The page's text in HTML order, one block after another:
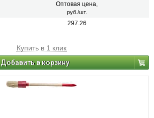
Оптовая цена,
руб./шт.
297.26
Купить в 1 клик
Добавить в корзину